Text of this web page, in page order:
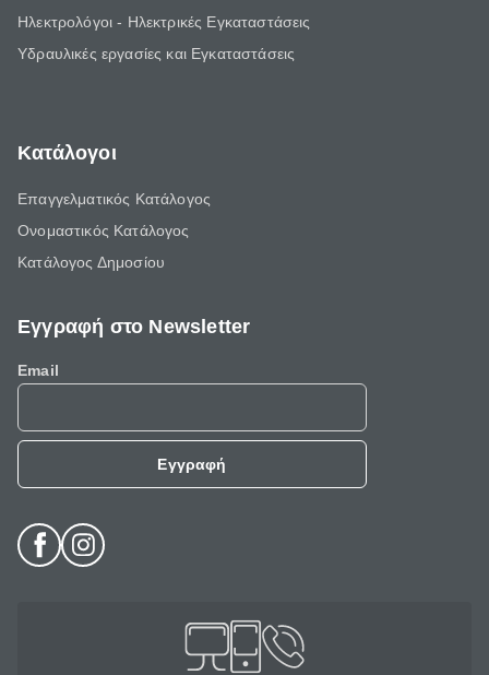
Ηλεκτρολόγοι - Ηλεκτρικές Εγκαταστάσεις
Υδραυλικές εργασίες και Εγκαταστάσεις
Κατάλογοι
Επαγγελματικός Κατάλογος
Ονομαστικός Κατάλογος
Κατάλογος Δημοσίου
Εγγραφή στο Newsletter
Email
Εγγραφή